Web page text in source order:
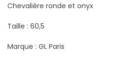
Chevalière ronde et onyx
Taille : 60,5
Marque : GL Paris